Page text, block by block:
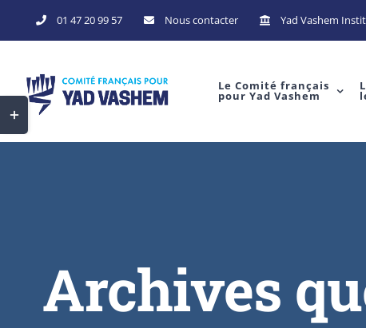
to
01 47 20 99 57 Nous contacter Yad Vashem
Le Comité français
pour Yad Vashem
Archives
Toggle
Sliding